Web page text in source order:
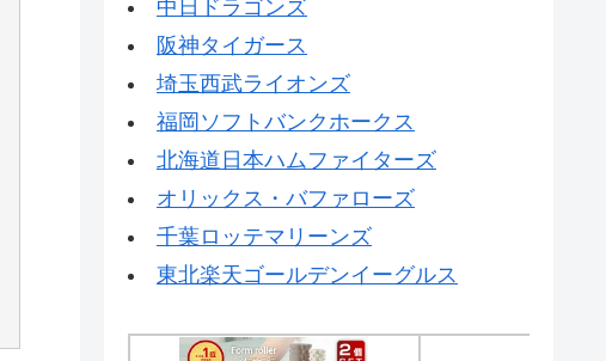
中日ドラゴンズ
阪神タイガース
埼玉西武ライオンズ
福岡ソフトバンクホークス
北海道日本ハムファイターズ
オリックス・バファローズ
千葉ロッテマリーンズ
東北楽天ゴールデンイーグルス